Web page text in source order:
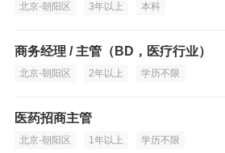
北京-朝阳区 3年以上 本科
商务经理 / 主管（BD，医疗行业）
北京-朝阳区 2年以上 学历不限
医药招商主管
北京-朝阳区 1年以上 学历不限